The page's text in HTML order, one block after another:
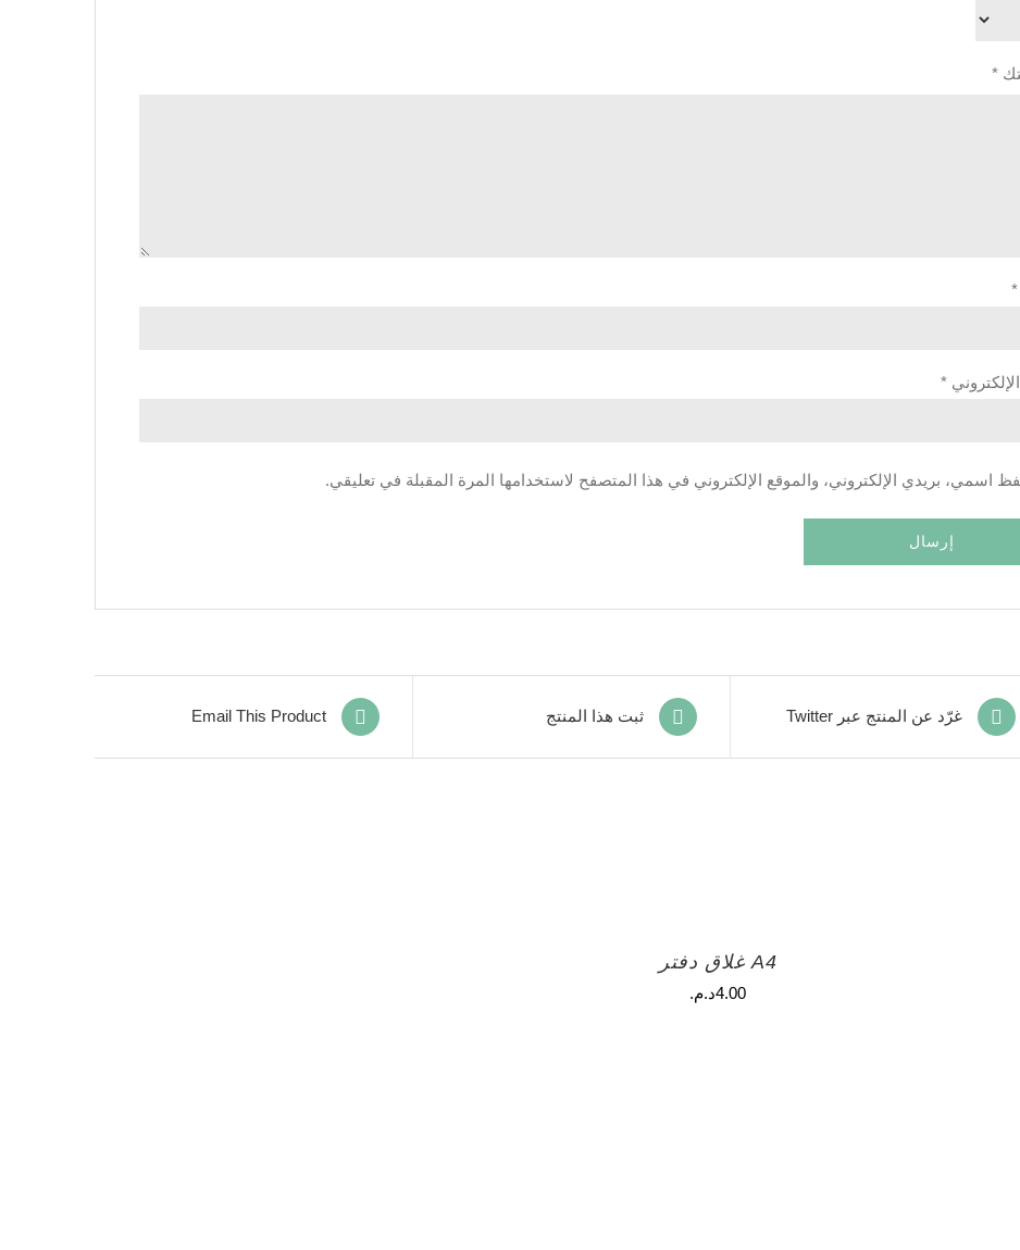
*
*
*
اسمي، بريدي الإلكتروني، والموقع الإلكتروني في هذا المتصفح لاستخدامها المرة المقبلة في تعليقي.
غرّد عن المنتج عبر Twitter ثبت هذا المنتج Email This Product
A4 غلاق دفتر
4.00د.م.